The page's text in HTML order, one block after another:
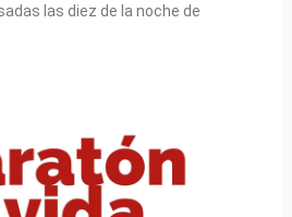
las diez de la noche de